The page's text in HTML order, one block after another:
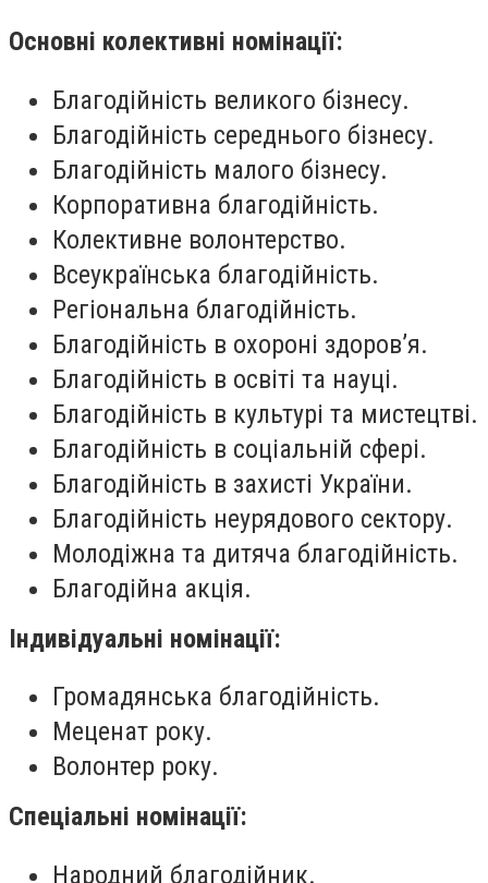
Основні колективні номінації:
Благодійність великого бізнесу.
Благодійність середнього бізнесу.
Благодійність малого бізнесу.
Корпоративна благодійність.
Колективне волонтерство.
Всеукраїнська благодійність.
Регіональна благодійність.
Благодійність в охороні здоров’я.
Благодійність в освіті та науці.
Благодійність в культурі та мистецтві.
Благодійність в соціальній сфері.
Благодійність в захисті України.
Благодійність неурядового сектору.
Молодіжна та дитяча благодійність.
Благодійна акція.
Індивідуальні номінації:
Громадянська благодійність.
Меценат року.
Волонтер року.
Спеціальні номінації:
Народний благодійник.